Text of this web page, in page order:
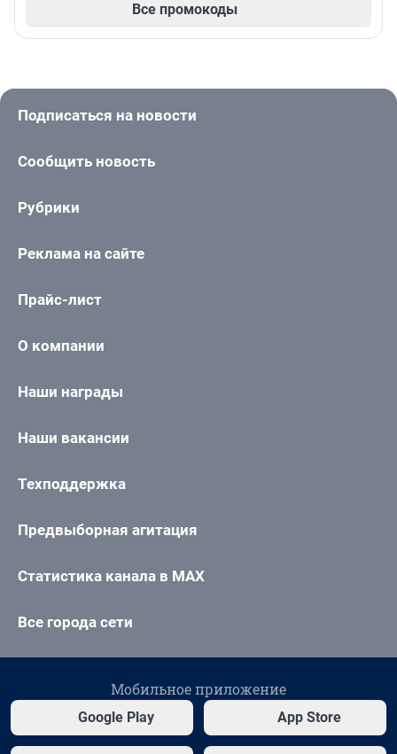
Все промокоды
Подписаться на новости
Сообщить новость
Рубрики
Реклама на сайте
Прайс-лист
О компании
Наши награды
Наши вакансии
Техподдержка
Предвыборная агитация
Статистика канала в MAX
Все города сети
Мобильное приложение
Google Play App Store